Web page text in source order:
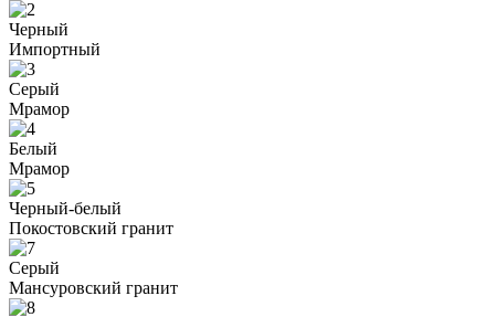
Черный
Импортный
Серый
Мрамор
Белый
Мрамор
Черный-белый
Покостовский гранит
Серый
Мансуровский гранит